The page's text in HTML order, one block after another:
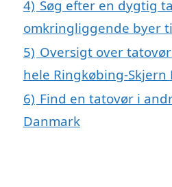
4) Søg efter en dygtig
omkringliggende byer
5) Oversigt over
hele Ringkøbing-Skjern
6) Find en tatovør i
Danmark